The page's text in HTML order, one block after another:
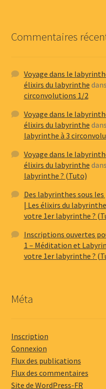
Commentaires
Voyage dans le
élixirs du labyrinthe dans
circonvolutions 1/2
Voyage dans le
élixirs du labyrinthe dans
labyrinthe à 3
Voyage dans le
élixirs du labyrinthe dans
labyrinthe ? (Tuto)
Des labyrinthes sous
| Les élixirs du labyrinthe
votre 1er labyrinthe ?
Inscriptions ouvertes
1 – Méditation et
votre 1er labyrinthe ?
Méta
Inscription
Connexion
Flux des publications
Flux des commentaires
Site de WordPress-FR